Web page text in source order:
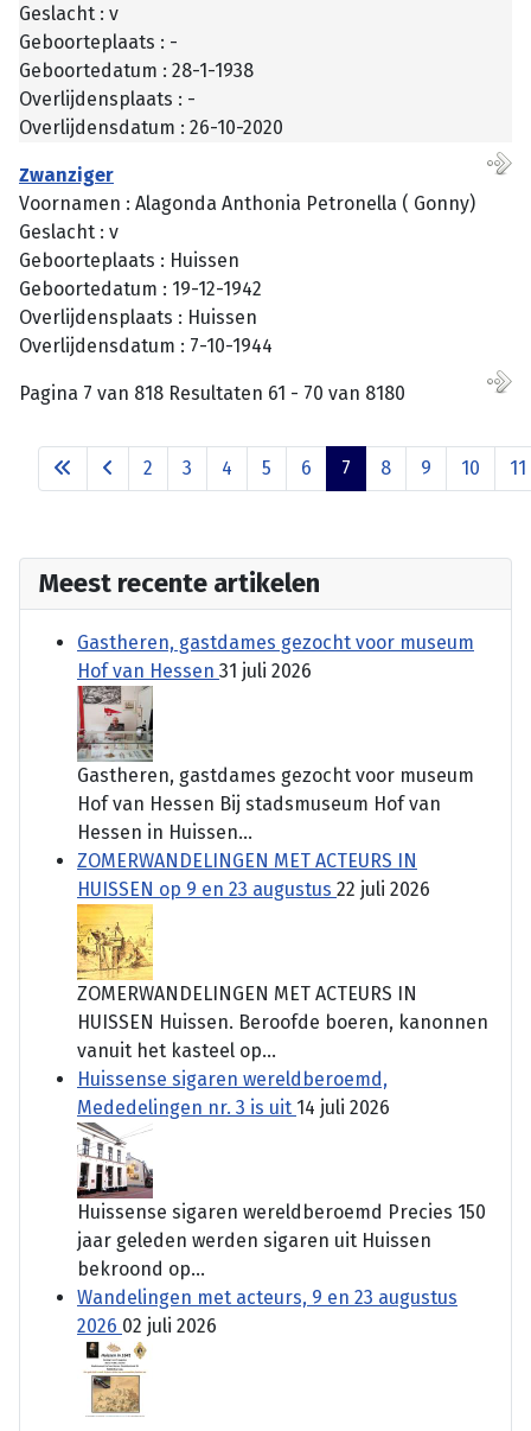
Geslacht : v
Geboorteplaats : -
Geboortedatum : 28-1-1938
Overlijdensplaats : -
Overlijdensdatum : 26-10-2020
Zwanziger
Voornamen : Alagonda Anthonia Petronella ( Gonny)
Geslacht : v
Geboorteplaats : Huissen
Geboortedatum : 19-12-1942
Overlijdensplaats : Huissen
Overlijdensdatum : 7-10-1944
Pagina 7 van 818 Resultaten 61 - 70 van 8180
2 3 4 5 6 7 8 9 10 11
Meest recente artikelen
Gastheren, gastdames gezocht voor museum
Hof van Hessen 31 juli 2026
Gastheren, gastdames gezocht voor museum
Hof van Hessen Bij stadsmuseum Hof van
Hessen in Huissen...
ZOMERWANDELINGEN MET ACTEURS IN
HUISSEN op 9 en 23 augustus 22 juli 2026
ZOMERWANDELINGEN MET ACTEURS IN
HUISSEN Huissen. Beroofde boeren, kanonnen
vanuit het kasteel op...
Huissense sigaren wereldberoemd,
Mededelingen nr. 3 is uit 14 juli 2026
Huissense sigaren wereldberoemd Precies 150
jaar geleden werden sigaren uit Huissen
bekroond op...
Wandelingen met acteurs, 9 en 23 augustus
2026 02 juli 2026